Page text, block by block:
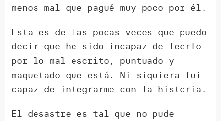
menos mal que pagué muy poco por él.
Esta es de las pocas veces que puedo
decir que he sido incapaz de leerlo
por lo mal escrito, puntuado y
maquetado que está. Ni siquiera fui
capaz de integrarme con la historia.
El desastre es tal que no pude